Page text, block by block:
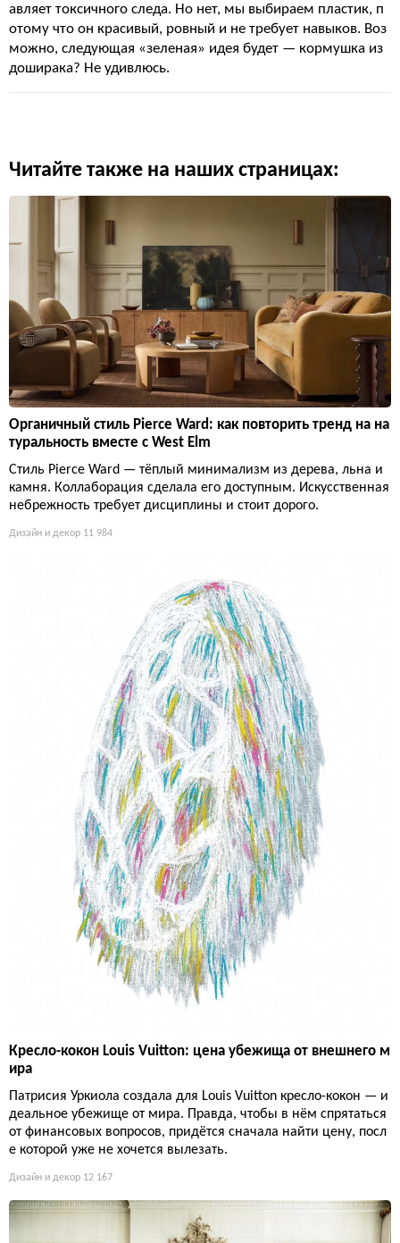
авляет токсичного следа. Но нет, мы выбираем пластик, п
отому что он красивый, ровный и не требует навыков. Воз
можно, следующая «зеленая» идея будет — кормушка из
доширака? Не удивлюсь.
Читайте также на наших страницах:
Органичный стиль Pierce Ward: как повторить тренд на на
туральность вместе с West Elm
Стиль Pierce Ward — тёплый минимализм из дерева, льна и
камня. Коллаборация сделала его доступным. Искусственная
небрежность требует дисциплины и стоит дорого.
Дизайн и декор 11 984
Кресло-кокон Louis Vuitton: цена убежища от внешнего м
ира
Патрисия Уркиола создала для Louis Vuitton кресло-кокон — и
деальное убежище от мира. Правда, чтобы в нём спрятаться
от финансовых вопросов, придётся сначала найти цену, посл
е которой уже не хочется вылезать.
Дизайн и декор 12 167